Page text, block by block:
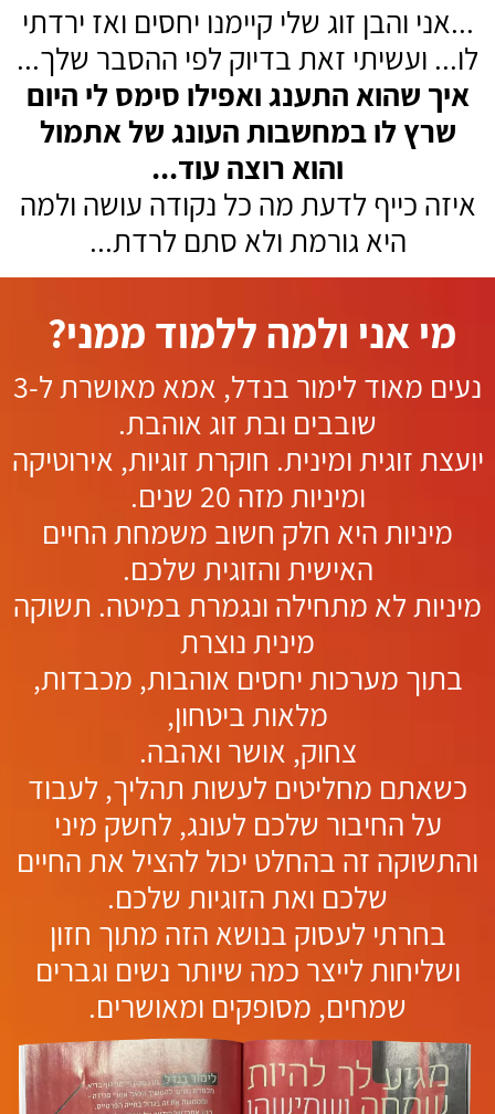
...אני והבן זוג שלי קיימנו יחסים ואז ירדתי
לו... ועשיתי זאת בדיוק לפי ההסבר שלך...
איך שהוא התענג ואפילו סימס לי היום
שרץ לו במחשבות העונג שלאתמול
והוא רוצה עוד...
איזה כייף לדעת מה כל נקודה עושה ולמה
היא גורמת ולא סתם לרדת...
מי אני ולמה ללמוד ממני?
נעים מאוד לימור בנדל, אמא מאושרת ל-3
שובבים ובת זוג אוהבת.
יועצת זוגית ומינית. חוקרת זוגיות, אירוטיקה
ומיניות מזה 20 שנים.
מיניות היא חלק חשוב משמחת החיים
האישית והזוגית שלכם.
מיניות לא מתחילה ונגמרת במיטה. תשוקה
מינית נוצרת
בתוך מערכות יחסים אוהבות, מכבדות,
מלאות ביטחון,
צחוק, אושר ואהבה.
כשאתם מחליטים לעשות תהליך, לעבוד
על החיבור שלכם לעונג, לחשק מיני
והתשוקה זה בהחלט יכול להציל את החיים
שלכם ואת הזוגיות שלכם.
בחרתי לעסוק בנושא הזה מתוך חזון
ושליחות לייצר כמה שיותר נשים וגברים
שמחים, מסופקים ומאושרים.